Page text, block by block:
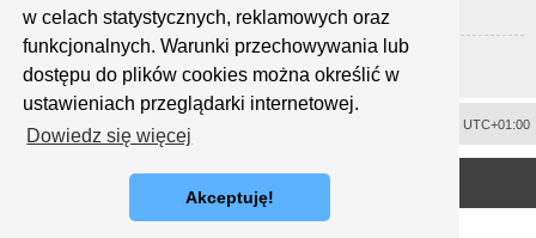
w celach statystycznych, reklamowych oraz
funkcjonalnych. Warunki przechowywania lub
dostępu do plików cookies można określić w
ustawieniach przeglądarki internetowej.
Dowiedz się więcej
Akceptuję!
Regulamin| Zasady ochrony danych osobowych
Zarejestruj się
UTC+01:00
Technologię dostarczaphpBB® Forum Software © phpBB Limited
Polski pakiet językowy dostarcza phpBB.pl